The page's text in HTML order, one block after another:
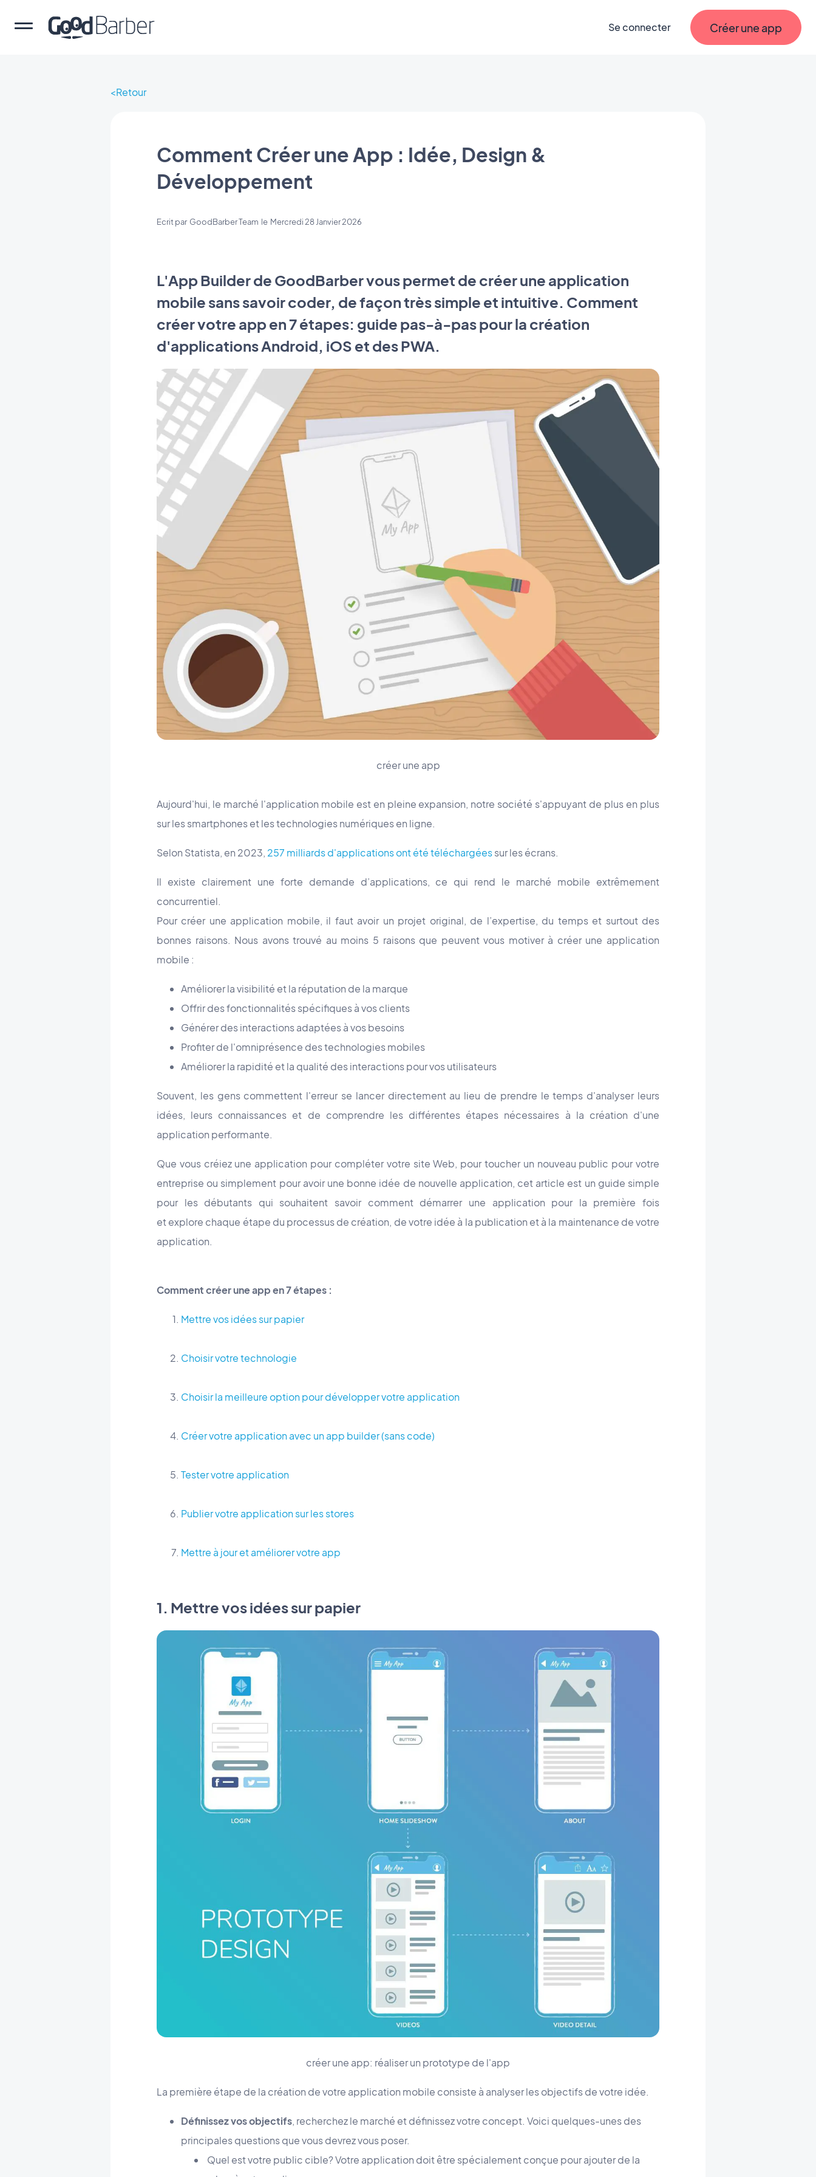
Se connecter Créer une app
Retour
Comment Créer une App : Idée, Design &
Développement
Ecrit par GoodBarber Team le Mercredi 28 Janvier 2026
L'App Builder de GoodBarber vous permet de créer une application
mobile sans savoir coder, de façon très simple et intuitive. Comment
créer votre app en 7 étapes: guide pas-à-pas pour la création
d'applications Android, iOS et des PWA.
créer une app
Aujourd'hui, le marché l'application mobile est en pleine expansion, notre société s'appuyant de plus en plus
sur les smartphones et les technologies numériques en ligne.
Selon Statista, en 2023, 257 milliards d'applications ont été téléchargéessur les écrans.
Il existe clairement une forte demande d’applications, ce qui rend le marché mobile extrêmement
concurrentiel.
Pour créer une application mobile, il faut avoir un projet original, de l’expertise, du temps et surtout des
bonnes raisons. Nous avons trouvé au moins 5 raisons que peuvent vous motiver à créer une application
mobile :
Améliorer la visibilité et la réputation de la marque
Offrir des fonctionnalités spécifiques à vos clients
Générer des interactions adaptées à vos besoins
Profiter de l'omniprésence des technologies mobiles
Améliorer la rapidité et la qualité des interactions pour vos utilisateurs
Souvent, les gens commettent l'erreur se lancer directement au lieu de prendre le temps d'analyser leurs
idées, leurs connaissances et de comprendre les différentes étapes nécessaires à la création d'une
application performante.
Que vous créiez une application pour compléter votre site Web, pour toucher un nouveau public pour votre
entreprise ou simplement pour avoir une bonne idée de nouvelle application, cet article est un guide simple
pour les débutants qui souhaitent savoir comment démarrer une application pour la première fois
et explore chaque étape du processus de création, de votre idée à la publication et à la maintenance de votre
application.
Comment créer une app en 7 étapes :
Mettre vos idées sur papier
Choisir votre technologie
Choisir la meilleure option pour développer votre application
Créer votre application avec un app builder (sans code)
Tester votre application
Publier votre application sur les stores
Mettre à jour et améliorer votre app
1. Mettre vos idées sur papier
créer une app: réaliser un prototype de l'app
La première étape de la création de votre application mobile consiste à analyser les objectifs de votre idée.
Définissez vos objectifs, recherchez le marché et définissez votre concept. Voici quelques-unes des
principales questions que vous devrez vous poser.
Quel est votre public cible? Votre application doit être spécialement conçue pour ajouter de la